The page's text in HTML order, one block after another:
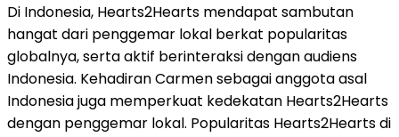
Di Indonesia, Hearts2Hearts mendapat sambutan
hangat dari penggemar lokal berkat popularitas
globalnya, serta aktif berinteraksi dengan audiens
Indonesia. Kehadiran Carmen sebagai anggota asal
Indonesia juga memperkuat kedekatan Hearts2Hearts
dengan penggemar lokal. Popularitas Hearts2Hearts di